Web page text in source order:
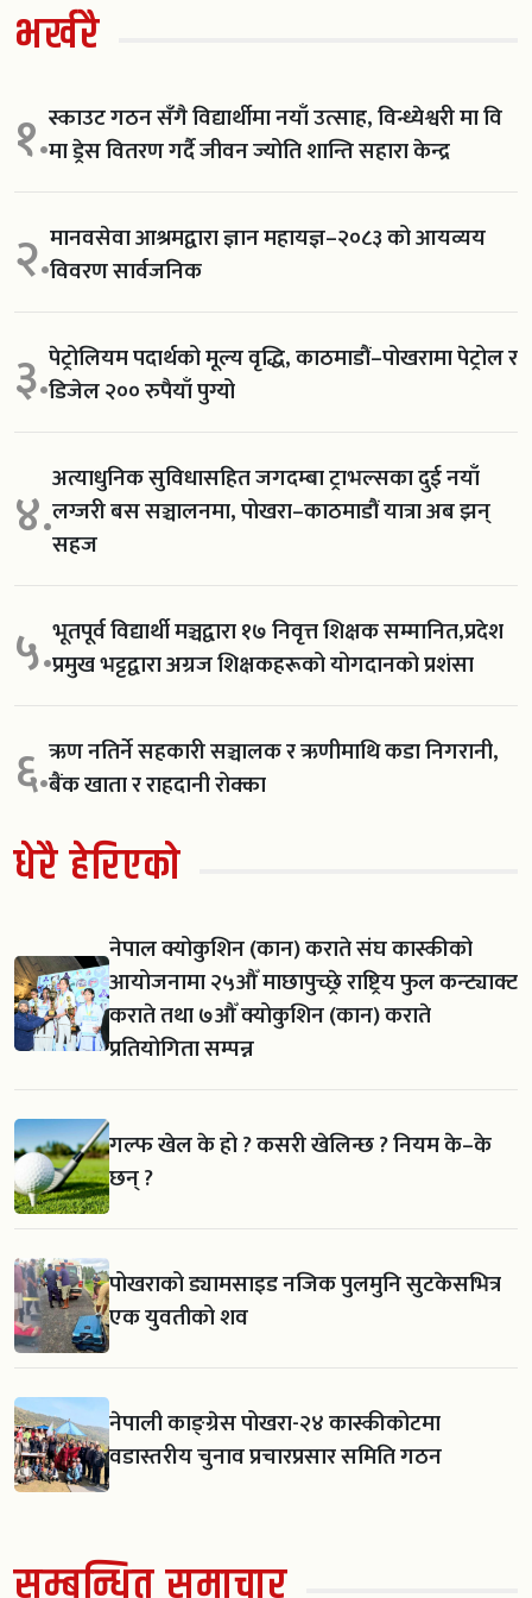
भर्खरै
१.स्काउट गठन सँगै विद्यार्थीमा नयाँ उत्साह, विन्ध्येश्वरी मा वि
मा ड्रेस वितरण गर्दै जीवन ज्योति शान्ति सहारा केन्द्र
२.मानवसेवा आश्रमद्वारा ज्ञान महायज्ञ–२०८३ को आयव्यय
विवरण सार्वजनिक
३.पेट्रोलियम पदार्थको मूल्य वृद्धि, काठमाडौं–पोखरामा पेट्रोल र
डिजेल २०० रुपैयाँ पुग्यो
४.अत्याधुनिक सुविधासहित जगदम्बा ट्राभल्सका दुई नयाँ
लग्जरी बस सञ्चालनमा, पोखरा–काठमाडौं यात्रा अब झन्
सहज
५.भूतपूर्व विद्यार्थी मञ्चद्वारा १७ निवृत्त शिक्षक सम्मानित,प्रदेश
प्रमुख भट्टद्वारा अग्रज शिक्षकहरूको योगदानको प्रशंसा
६.ऋण नतिर्ने सहकारी सञ्चालक र ऋणीमाथि कडा निगरानी,
बैंक खाता र राहदानी रोक्का
धेरै हेरिएको
नेपाल क्योकुशिन (कान) कराते संघ कास्कीको
आयोजनामा २५औँ माछापुच्छ्रे राष्ट्रिय फुल कन्ट्याक्ट
कराते तथा ७औँ क्योकुशिन (कान) कराते
प्रतियोगिता सम्पन्न
गल्फ खेल के हो ? कसरी खेलिन्छ ? नियम के–के
छन् ?
पोखराको ड्यामसाइड नजिक पुलमुनि सुटकेसभित्र
एक युवतीको शव
नेपाली काङ्ग्रेस पोखरा-२४ कास्कीकोटमा
वडास्तरीय चुनाव प्रचारप्रसार समिति गठन
स्काउट गठन सँगै